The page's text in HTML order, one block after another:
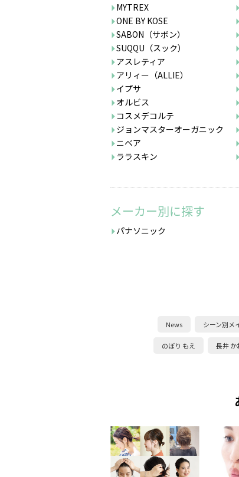
MYTREX
ONE BY KOSE
SABON（サボン）
SUQQU（スック）
アスレティア
アリィー（ALLIE）
イプサ
オルビス
コスメデコルテ
ジョンマスターオーガニック
ニベア
ララスキン
メーカー別に探す
パナソニック
News シーン別メ
のぼり もえ 長井 か